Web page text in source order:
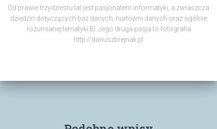
Od prawie trzydziestu lat jest pasjonatem informatyki, a zwłaszcza
dziedzin dotyczących baz danych, hurtowni danych oraz ogólnie
rozumianej tematyki BI. Jego druga pasja to fotografia
http://dariuszbrejnak.pl